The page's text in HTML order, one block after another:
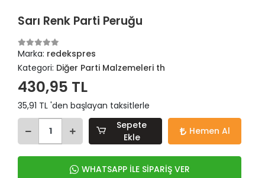
Sarı Renk Parti Peruğu
Marka: redekspres
Kategori: Diğer Parti Malzemeleri th
430,95 TL
35,91 TL 'den başlayan taksitlerle
Sepete
Ekle
Hemen Al
WHATSAPP İLE SİPARİŞ VER